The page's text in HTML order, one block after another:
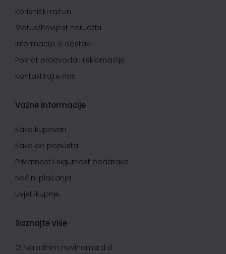
Korisnički račun
Status/Povijest narudžbi
Informacije o dostavi
Povrat proizvoda i reklamacije
Kontaktirajte nas
Važne informacije
Kako kupovati
Kako do popusta
Privatnost i sigurnost podataka
Načini plaćanja
Uvjeti kupnje
Saznajte više
O Narodnim novinama d.d.